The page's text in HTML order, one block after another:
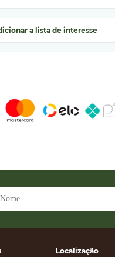
a lista de interesse
Localização